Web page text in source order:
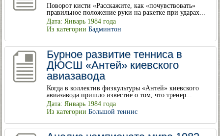
Поворот кисти «Расскажите, как «почувствовать»
правильное положение руки на ракетке при ударах...
Дата: Январь 1984 года
Из категории Бадминтон
Бурное развитие тенниса в
ДЮСШ «Антей» киевского
авиазавода
Когда в коллектив физкультуры «Антей» киевского
авиазавода пришло известие о том, что тренер...
Дата: Январь 1984 года
Из категории Большой теннис